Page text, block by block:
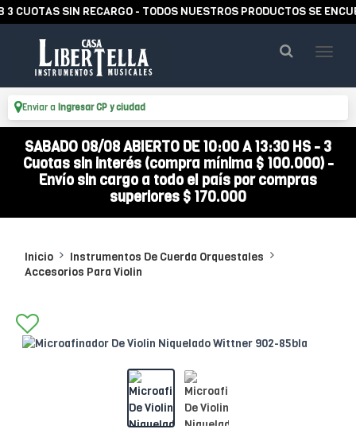
SIN RECARGO - TODOS NUESTROS PRODUCTOS SE
Enviar a Ingresar CP y ciudad
SABADO 08/08 ABIERTO DE 10:00 A 13:30 HS - 3
Cuotas sin interés (compra mínima $ 100.000) -
Envío sin cargo a todo el país por compras
superiores $ 170.000
Inicio
Instrumentos De Cuerda Orquestales
Accesorios Para Violin